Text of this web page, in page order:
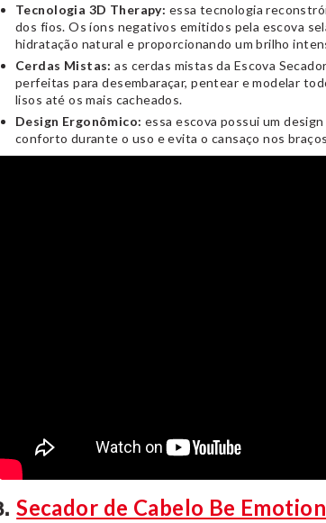
Tecnologia 3D Therapy: essa tecnologia
dos fios. Os íons negativos emitidos pela escova
hidratação natural e proporcionando um brilho
Cerdas Mistas: as cerdas mistas da Escova
perfeitas para desembaraçar, pentear e modelar
lisos até os mais cacheados.
Design Ergonômico: essa escova possui um
conforto durante o uso e evita o cansaço nos
Secador de Cabelo Be